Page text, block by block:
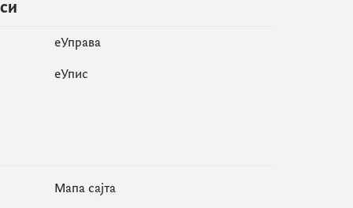
еУправа
eУпис
Мапа сајта